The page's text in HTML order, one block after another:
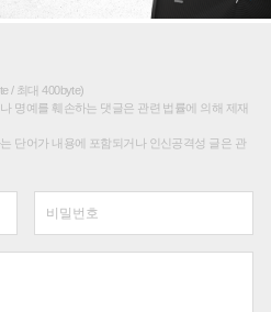
/ 최대 400byte)
명예를 훼손하는 댓글은 관련 법률에 의해 제재
단어가 내용에 포함되거나 인신공격성 글은 관